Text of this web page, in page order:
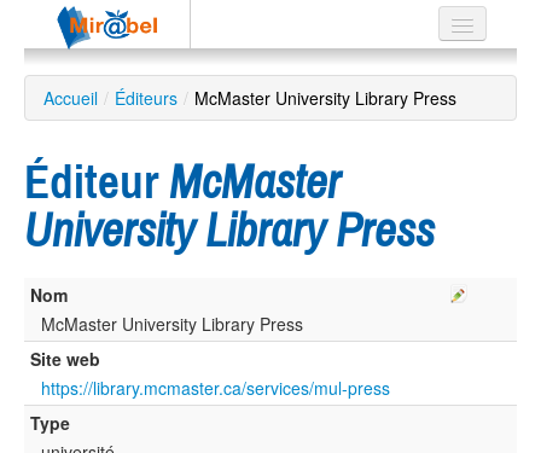
Le réseau
Soutien
Listes
Recherche
avancée
EN
ES
?
Accueil / Éditeurs / McMaster University Library Press
Éditeur McMaster
University Library Press
Nom
McMaster University Library Press
Site web
https://library.mcmaster.ca/services/mul-press
Type